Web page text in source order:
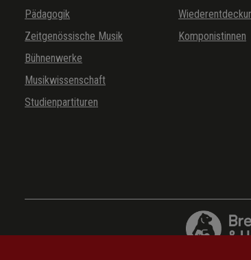
Pädagogik
Zeitgenössische Musik
Bühnenwerke
Musikwissenschaft
Studienpartituren
Komponistinnen